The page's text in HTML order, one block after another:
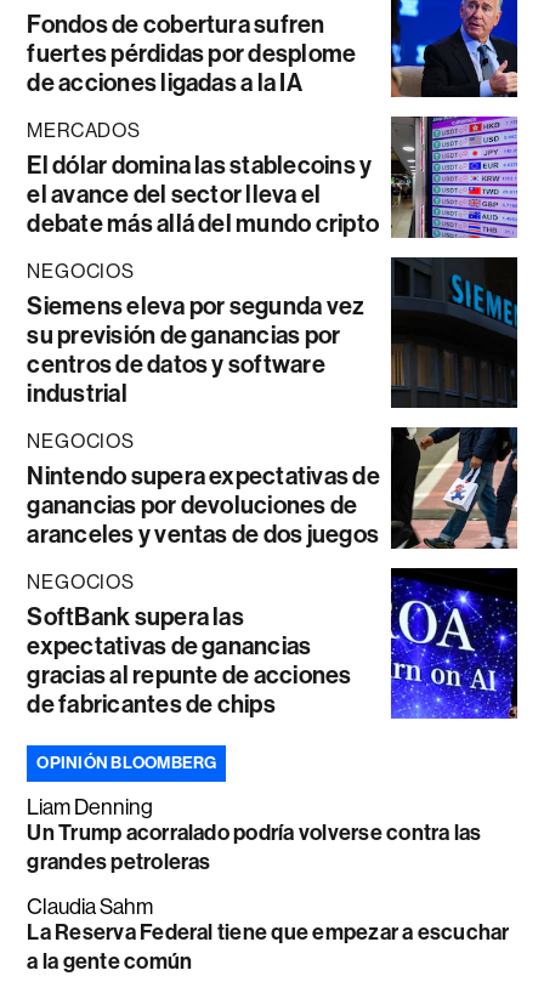
Fondos de cobertura sufren
fuertes pérdidas por desplome
de acciones ligadas a la IA
MERCADOS
El dólar domina las stablecoins y
el avance del sector lleva el
debate más allá del mundo cripto
NEGOCIOS
Siemens eleva por segunda vez
su previsión de ganancias por
centros de datos y software
industrial
NEGOCIOS
Nintendo supera expectativas de
ganancias por devoluciones de
aranceles y ventas de dos juegos
NEGOCIOS
SoftBank supera las
expectativas de ganancias
gracias al repunte de acciones
de fabricantes de chips
OPINIÓN BLOOMBERG
Liam Denning
Un Trump acorralado podría volverse contra las
grandes petroleras
Claudia Sahm
La Reserva Federal tiene que empezar a escuchar
a la gente común